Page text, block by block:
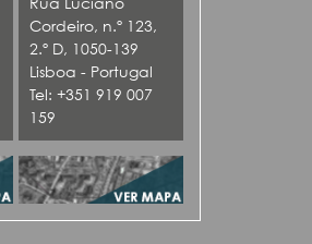
Cordeiro, n.º 123,
2.º D, 1050-139
Lisboa - Portugal
Tel: +351 919 007
159